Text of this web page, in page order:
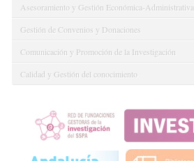
Asesoramiento y Gestión Económica-Administrativa
Gestión de Convenios y Donaciones
Comunicación y Promoción de la Investigación
Calidad y Gestión del conocimiento